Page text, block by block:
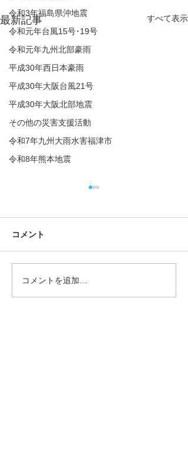
令和3年福島県沖地震
令和元年台風15号･19号
令和元年九州北部豪雨
平成30年西日本豪雨
平成30年大阪台風21号
平成30年大阪北部地震
その他の災害支援活動
令和7年九州大雨水害福津市
令和8年熊本地震
最新記事 すべて表示
2025/12/21「津島寺巡
り」の吉祥寺さんでパネ
コメント
コメントを追加…